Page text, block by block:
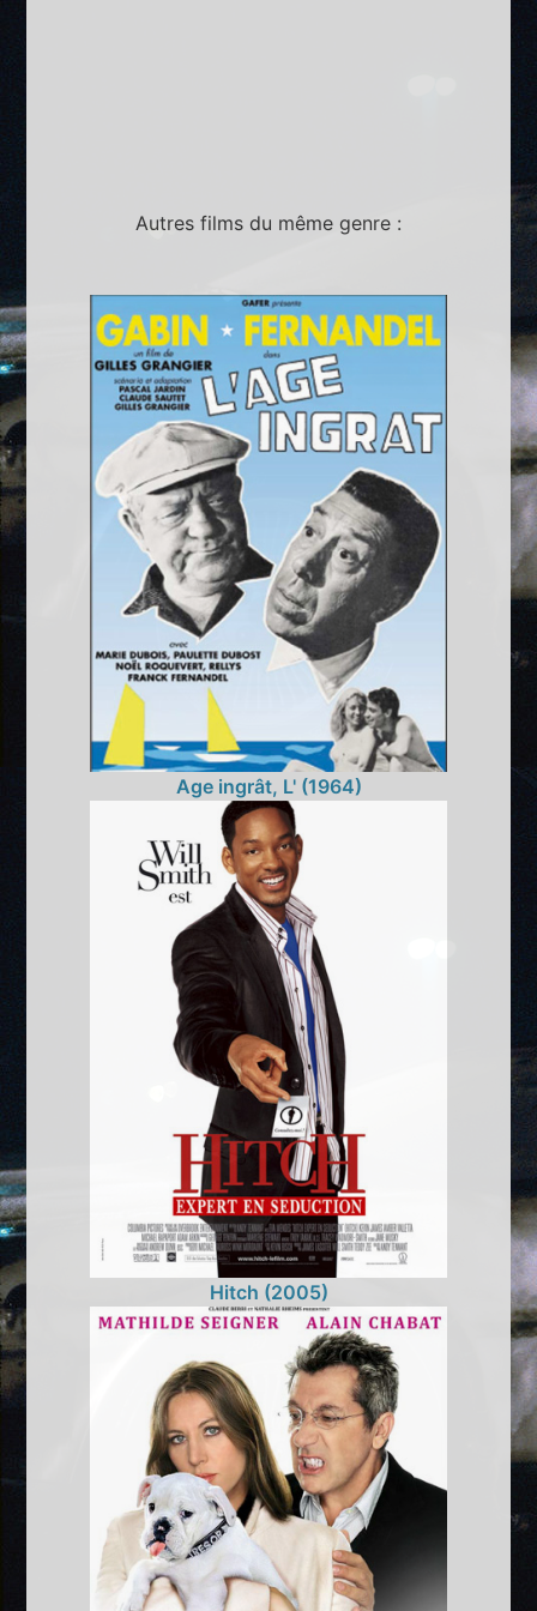
Autres films du même genre :
Age ingrât, L' (1964)
Hitch (2005)